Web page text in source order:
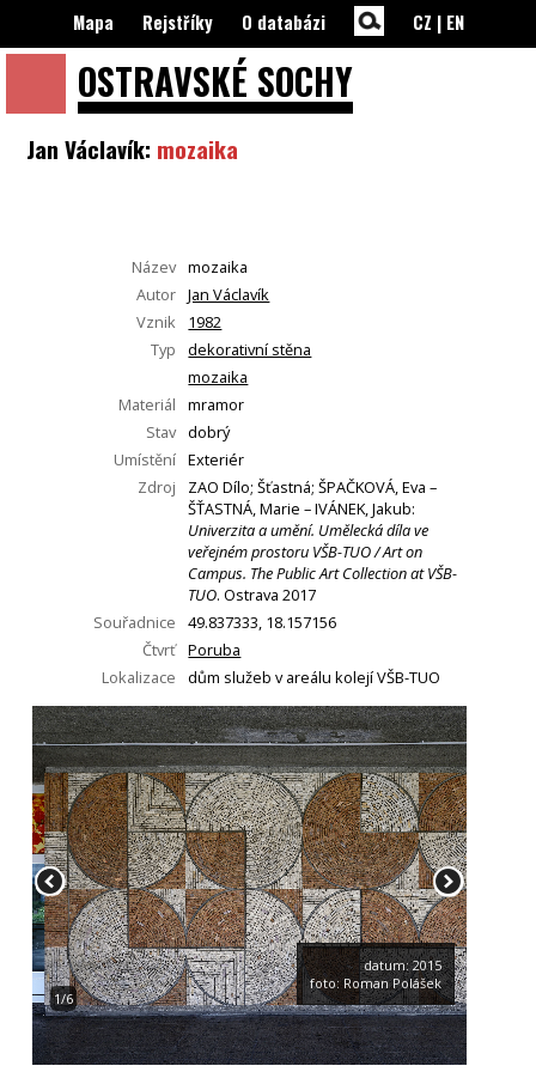
OSTRAVSKÉ SOCHY
Mapa Rejstříky O databázi CZ | EN
Jan Václavík: mozaika
Název mozaika
Autor Jan Václavík
Vznik
1982
Typ
dekorativní stěna
mozaika
Materiál
mramor
Stav dobrý
Umístění Exteriér
Zdroj
ZAO Dílo; Šťastná; ŠPAČKOVÁ, Eva –
ŠŤASTNÁ, Marie – IVÁNEK, Jakub:
Univerzita a umění. Umělecká díla ve
veřejném prostoru VŠB-TUO / Art on
Campus. The Public Art Collection at VŠB-
TUO. Ostrava 2017
Souřadnice
49.837333, 18.157156
Čtvrť Poruba
Lokalizace
dům služeb v areálu kolejí VŠB-TUO
1/6
datum: 2015
foto: Roman Polášek